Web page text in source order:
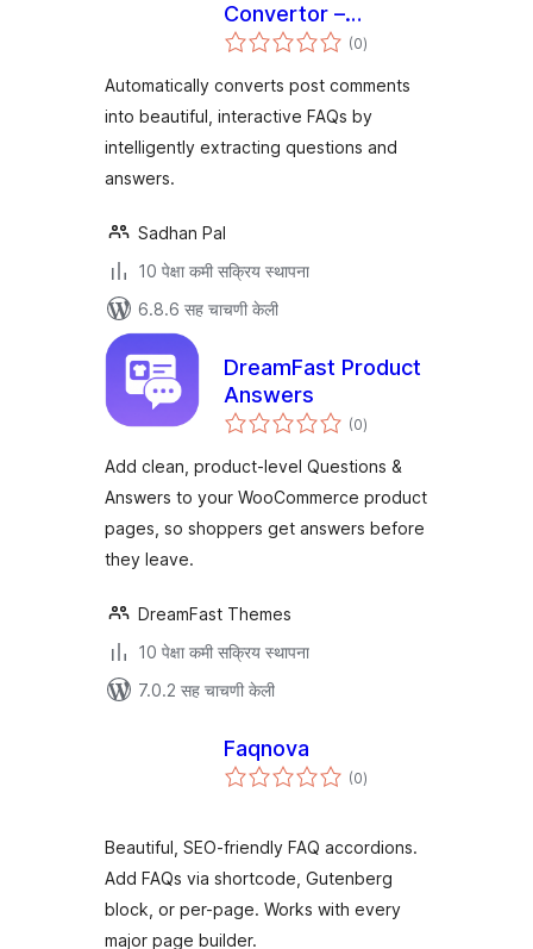
Convertor –
Instantly Transform
into FAQs
(0एकूण
मूल्यांकन
)
Automatically converts post comments
into beautiful, interactive FAQs by
intelligently extracting questions and
answers.
Sadhan Pal
10 पेक्षा कमी सक्रिय स्थापना
6.8.6 सह चाचणी केली
DreamFast Product
Answers
(0एकूण
मूल्यांकन
)
Add clean, product-level Questions &
Answers to your WooCommerce product
pages, so shoppers get answers before
they leave.
DreamFast Themes
10 पेक्षा कमी सक्रिय स्थापना
7.0.2 सह चाचणी केली
Faqnova
(0एकूण
मूल्यांकन
)
Beautiful, SEO-friendly FAQ accordions.
Add FAQs via shortcode, Gutenberg
block, or per-page. Works with every
major page builder.